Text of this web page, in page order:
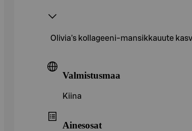
Olivia's kollageeni-mansikkauute
Valmistusmaa
Kiina
Ainesosat